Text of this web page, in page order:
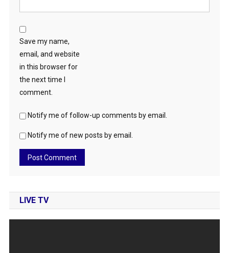
Save my name,
email, and website
in this browser for
the next time I
comment.
Notify me of follow-up comments by email.
Notify me of new posts by email.
LIVE TV